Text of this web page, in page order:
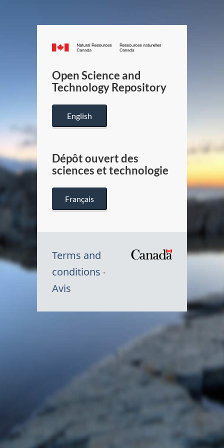
Canada.ca
/
Canada
Open Science and
Technology Repository
English
Dépôt ouvert des
sciences et technologie
Français
Terms and
conditions
Avis
du